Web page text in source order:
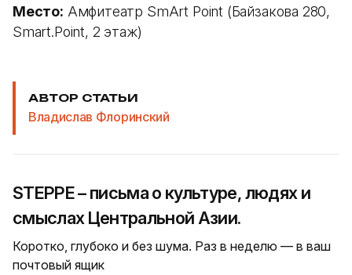
Место: Амфитеатр SmArt Point (Байзакова 280,
Smart.Point, 2 этаж)
АВТОР СТАТЬИ
Владислав Флоринский
STEPPE – письма о культуре, людях и
смыслах Центральной Азии.
Коротко, глубоко и без шума. Раз в неделю — в ваш
почтовый ящик